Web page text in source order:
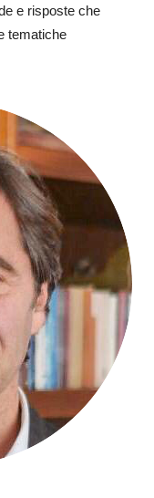
e risposte che
tematiche